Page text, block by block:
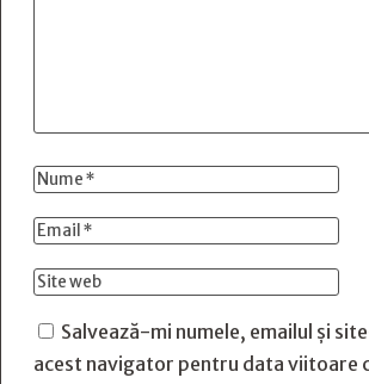
Salvează-mi numele, emailul și
acest navigator pentru data viitoare